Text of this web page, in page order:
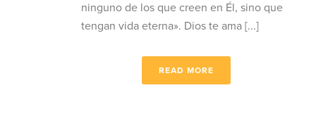
ninguno de los que creen en Él, sino que
tengan vida eterna». Dios te ama [...]
READ MORE